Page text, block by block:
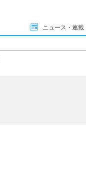
ニュース・連載